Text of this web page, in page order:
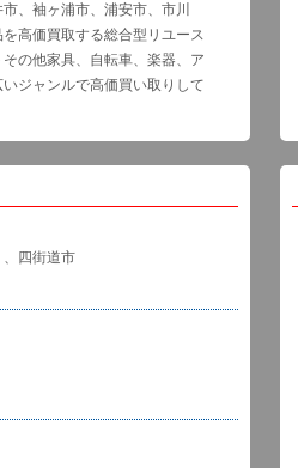
、袖ヶ浦市、浦安市、市川
高価買取する総合型リユース
の他家具、自転車、楽器、ア
ジャンルで高価買い取りして
四街道市